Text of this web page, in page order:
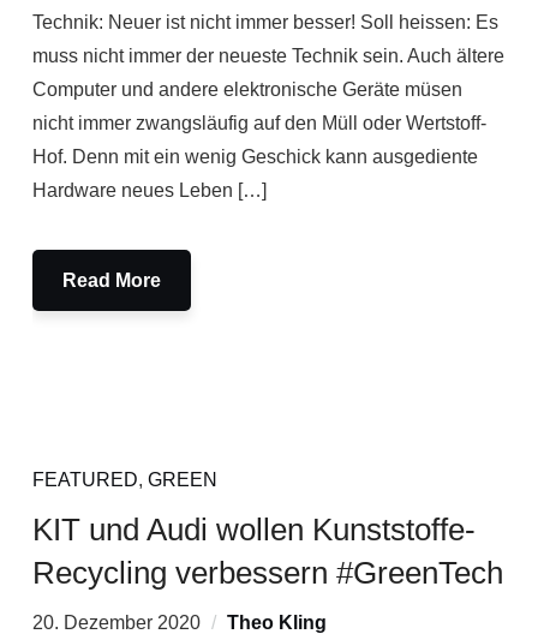
Technik: Neuer ist nicht immer besser! Soll heissen: Es
muss nicht immer der neueste Technik sein. Auch ältere
Computer und andere elektronische Geräte müsen
nicht immer zwangsläufig auf den Müll oder Wertstoff-
Hof. Denn mit ein wenig Geschick kann ausgediente
Hardware neues Leben […]
Read More
FEATURED, GREEN
KIT und Audi wollen Kunststoffe-
Recycling verbessern #GreenTech
20. Dezember 2020 Theo Kling